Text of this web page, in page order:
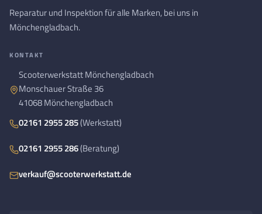
Reparatur und Inspektion für alle Marken, bei uns in
Mönchengladbach.
KONTAKT
Scooterwerkstatt Mönchengladbach
Monschauer Straße 36
41068 Mönchengladbach
02161 2955 285(Werkstatt)
02161 2955 286(Beratung)
verkauf@scooterwerkstatt.de